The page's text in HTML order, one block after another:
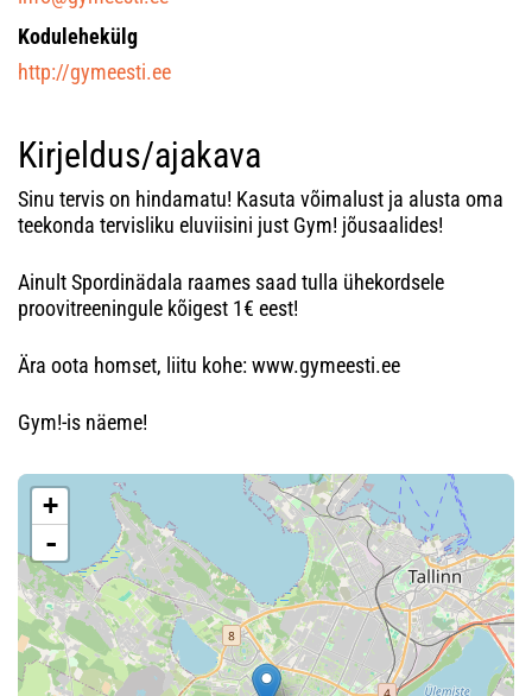
Kodulehekülg
http://gymeesti.ee
Kirjeldus/ajakava
Sinu tervis on hindamatu! Kasuta võimalust ja alusta oma
teekonda tervisliku eluviisini just Gym! jõusaalides!
Ainult Spordinädala raames saad tulla ühekordsele
proovitreeningule kõigest 1€ eest!
Ära oota homset, liitu kohe: www.gymeesti.ee
Gym!-is näeme!
+
-